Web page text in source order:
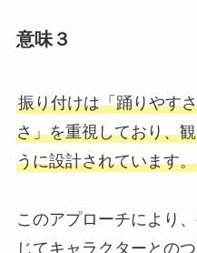
意味３
振り付けは「踊りやす
さ」を重視しており、
うに設計されています。
このアプローチにより
じてキャラクターとの